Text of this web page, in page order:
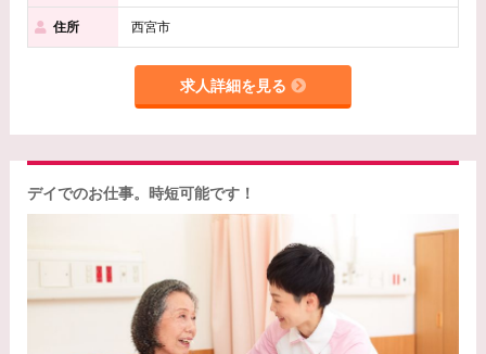
住所 西宮市
求人詳細を見る
デイでのお仕事。時短可能です！